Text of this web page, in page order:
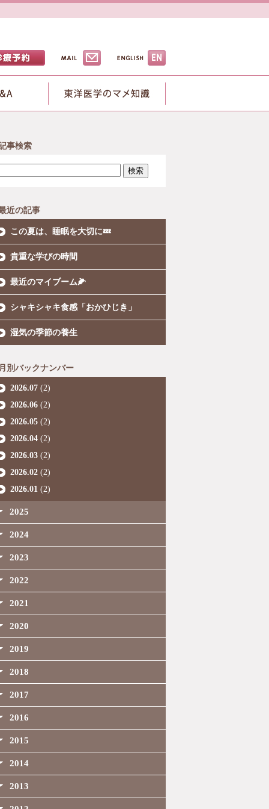
事検索
検索
近の記事
この夏は、睡眠を大切に💤
貴重な学びの時間
最近のマイブーム🌽
シャキシャキ食感「おかひじき」
湿気の季節の養生
月別バックナンバー
2026.07 (2)
2026.06 (2)
2026.05 (2)
2026.04 (2)
2026.03 (2)
2026.02 (2)
2026.01 (2)
2025
2024
2023
2022
2021
2020
2019
2018
2017
2016
2015
2014
2013